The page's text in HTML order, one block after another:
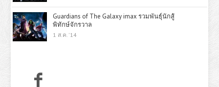
Guardians of The Galaxy imax รวมพันธุ์นักสู้
พิทักษ์จักรวาล
1 ส.ค. '14